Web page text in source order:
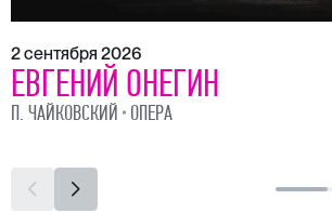
2 сентября 2026
ЕВГЕНИЙ ОНЕГИН
П. ЧАЙКОВСКИЙ ОПЕРА